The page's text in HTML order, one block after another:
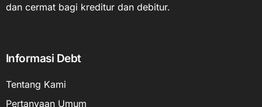
dan cermat bagi kreditur dan debitur.
Informasi Debt
Tentang Kami
Pertanyaan Umum